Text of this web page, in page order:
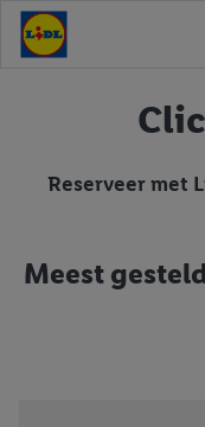
Reserveer met
Meest